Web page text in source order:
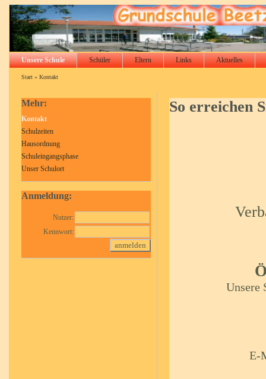
Unsere Schule Schüler Eltern Links Aktuelles
Start» Kontakt
Mehr:
Kontakt
Schulzeiten
Hausordnung
Schuleingangsphase
Unser Schulort
Anmeldung:
Nutzer:
Kennwort:
So erreichen
Unsere
E-